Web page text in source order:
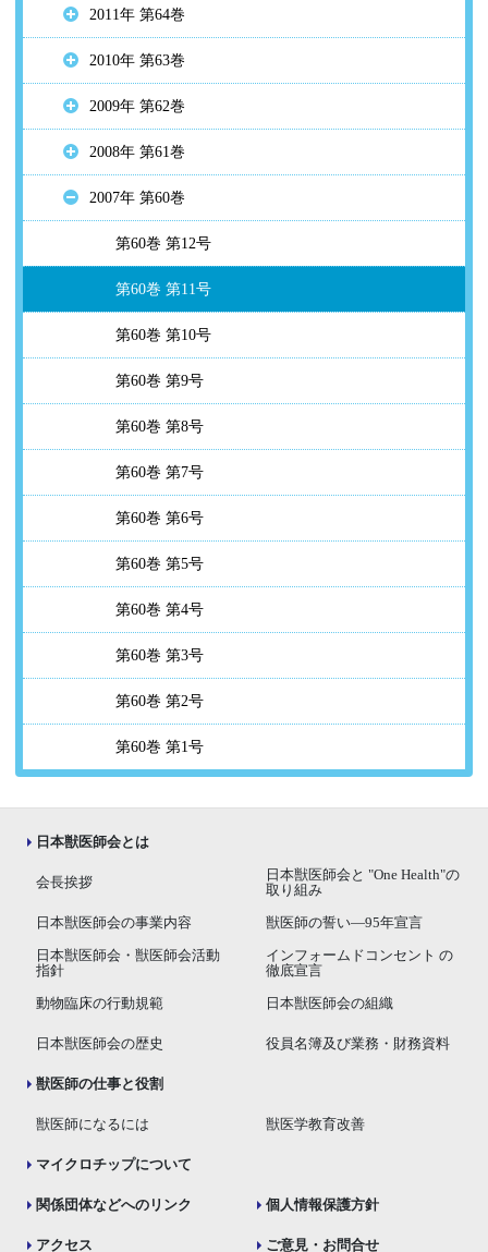
2011年 第64巻
2010年 第63巻
2009年 第62巻
2008年 第61巻
2007年 第60巻
第60巻 第12号
第60巻 第11号
第60巻 第10号
第60巻 第9号
第60巻 第8号
第60巻 第7号
第60巻 第6号
第60巻 第5号
第60巻 第4号
第60巻 第3号
第60巻 第2号
第60巻 第1号
日本獣医師会とは
会長挨拶
日本獣医師会と "One Health"の
取り組み
日本獣医師会の事業内容 獣医師の誓い―95年宣言
日本獣医師会・獣医師会活動
指針
インフォームドコンセント の
徹底宣言
動物臨床の行動規範 日本獣医師会の組織
日本獣医師会の歴史 役員名簿及び業務・財務資料
獣医師の仕事と役割
獣医師になるには 獣医学教育改善
マイクロチップについて
関係団体などへのリンク 個人情報保護方針
アクセス ご意見・お問合せ